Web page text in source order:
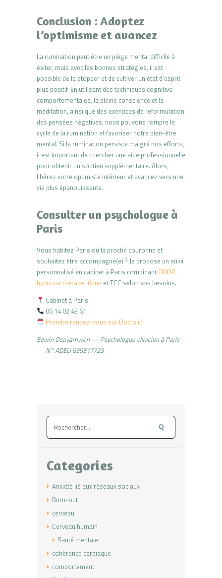
Conclusion : Adoptez
l’optimisme et avancez
La rumination peut être un piège mental difficile à
éviter, mais avec les bonnes stratégies, il est
possible de la stopper et de cultiver un état d’esprit
plus positif. En utilisant des techniques cognitivo-
comportementales, la pleine conscience et la
méditation, ainsi que des exercices de reformulation
des pensées négatives, nous pouvons rompre le
cycle de la rumination et favoriser notre bien-être
mental. Si la rumination persiste malgré nos efforts,
il est important de chercher une aide professionnelle
pour obtenir un soutien supplémentaire. Alors,
libérez votre optimiste intérieur et avancez vers une
vie plus épanouissante.
Consulter un psychologue à
Paris
Vous habitez Paris ou la proche couronne et
souhaitez être accompagné(e) ? Je propose un suivi
personnalisé en cabinet à Paris combinant EMDR,
hypnose thérapeutique et TCC selon vos besoins.
Cabinet à Paris
06 14 02 43 61
Prendre rendez-vous sur Doctolib
Edwin Osayamwen — Psychologue clinicien à Paris
— N° ADELI 939317723
Rechercher :
Categories
Anxiété lié aux réseaux sociaux
Burn-out
cerveau
Cerveau humain
Santé mentale
cohérence cardiaque
comportement